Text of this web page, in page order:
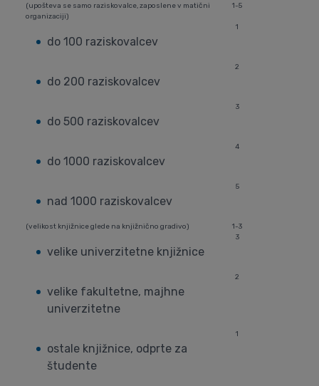
(upošteva se samo raziskovalce, zaposlene v matični
organizaciji)
1-5
do 100 raziskovalcev
1
do 200 raziskovalcev
2
do 500 raziskovalcev
3
do 1000 raziskovalcev
4
nad 1000 raziskovalcev
5
(velikost knjižnice glede na knjižnično gradivo) 1-3
velike univerzitetne knjižnice
3
velike fakultetne, majhne
univerzitetne
2
ostale knjižnice, odprte za
študente
1